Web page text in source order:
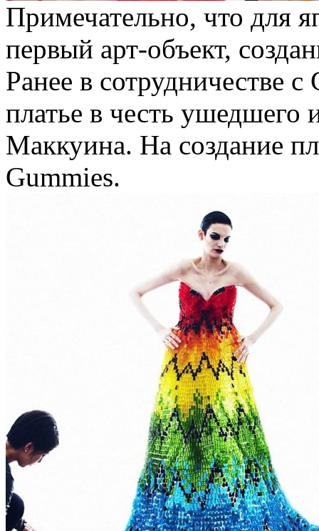
Примечательно, что для
первый арт-объект,
Ранее в сотрудничестве
платье в честь ушедшего
Маккуина. На создание
Gummies.